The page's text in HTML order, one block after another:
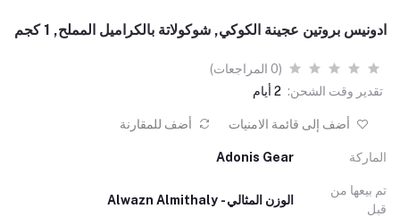
ادونيس بروتين عجينة الكوكي, شوكولاتة بالكراميل المملح, 1 كجم
(0 المراجعات)
تقدير وقت الشحن: 2 أيام
أضف إلى قائمة الامنيات أضف للمقارنة
الماركة Adonis Gear
تم بيعها من
قبل
الوزن المثالي - Alwazn Almithaly